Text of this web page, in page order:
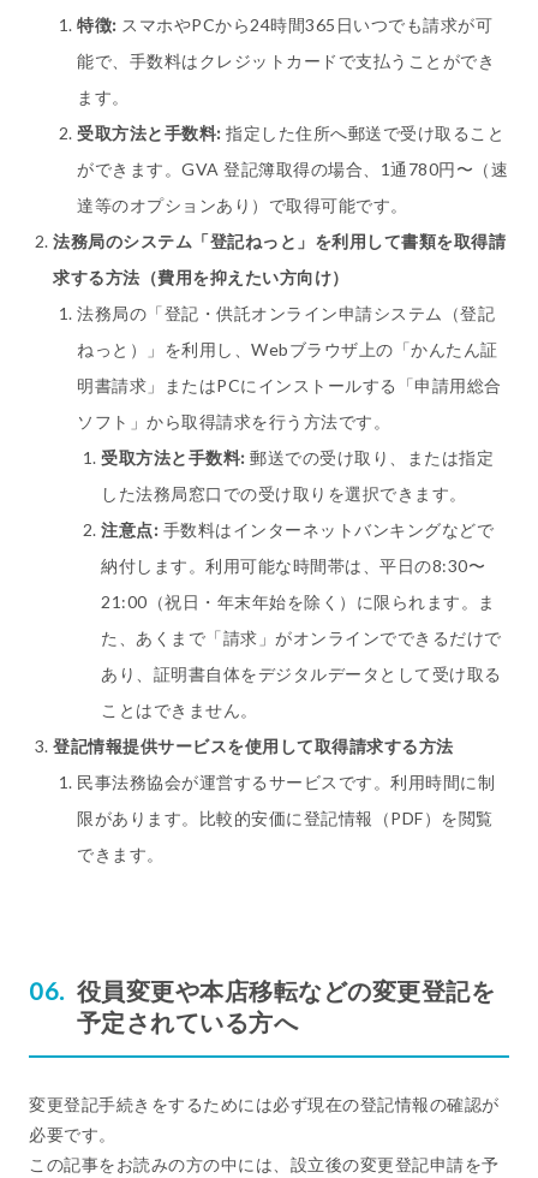
特徴: スマホやPCから24時間365日いつでも請求が可
能で、手数料はクレジットカードで支払うことができ
ます。
受取方法と手数料: 指定した住所へ郵送で受け取ること
ができます。GVA 登記簿取得の場合、1通780円〜（速
達等のオプションあり）で取得可能です。
法務局のシステム「登記ねっと」を利用して書類を取得請
求する方法（費用を抑えたい方向け）
法務局の「登記・供託オンライン申請システム（登記
ねっと）」を利用し、Webブラウザ上の「かんたん証
明書請求」またはPCにインストールする「申請用総合
ソフト」から取得請求を行う方法です。
受取方法と手数料: 郵送での受け取り、または指定
した法務局窓口での受け取りを選択できます。
注意点: 手数料はインターネットバンキングなどで
納付します。利用可能な時間帯は、平日の8:30〜
21:00（祝日・年末年始を除く）に限られます。ま
た、あくまで「請求」がオンラインでできるだけで
あり、証明書自体をデジタルデータとして受け取る
ことはできません。
登記情報提供サービスを使用して取得請求する方法
民事法務協会が運営するサービスです。利用時間に制
限があります。比較的安価に登記情報（PDF）を閲覧
できます。
役員変更や本店移転などの変更登記を
予定されている方へ
変更登記手続きをするためには必ず現在の登記情報の確認が
必要です。
この記事をお読みの方の中には、設立後の変更登記申請を予